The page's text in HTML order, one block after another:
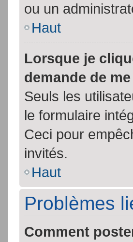
ou un
Haut
Lorsque je
demande de
Seuls les
le formulaire
Ceci pour
invités.
Haut
Problèmes
Comment